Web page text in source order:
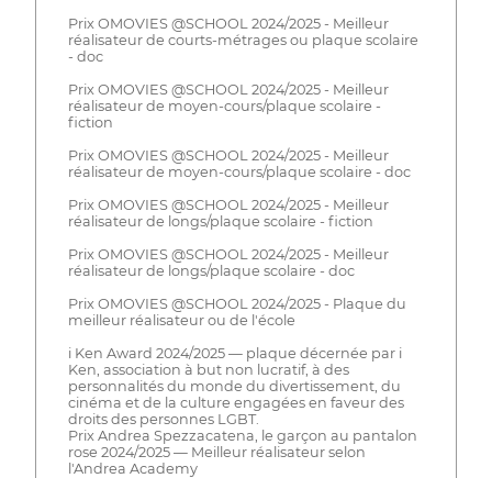
Prix OMOVIES @SCHOOL 2024/2025 - Meilleur
réalisateur de courts-métrages ou plaque scolaire
- doc
Prix OMOVIES @SCHOOL 2024/2025 - Meilleur
réalisateur de moyen-cours/plaque scolaire -
fiction
Prix OMOVIES @SCHOOL 2024/2025 - Meilleur
réalisateur de moyen-cours/plaque scolaire - doc
Prix OMOVIES @SCHOOL 2024/2025 - Meilleur
réalisateur de longs/plaque scolaire - fiction
Prix OMOVIES @SCHOOL 2024/2025 - Meilleur
réalisateur de longs/plaque scolaire - doc
Prix OMOVIES @SCHOOL 2024/2025 - Plaque du
meilleur réalisateur ou de l'école
i Ken Award 2024/2025 — plaque décernée par i
Ken, association à but non lucratif, à des
personnalités du monde du divertissement, du
cinéma et de la culture engagées en faveur des
droits des personnes LGBT.
Prix Andrea Spezzacatena, le garçon au pantalon
rose 2024/2025 — Meilleur réalisateur selon
l'Andrea Academy